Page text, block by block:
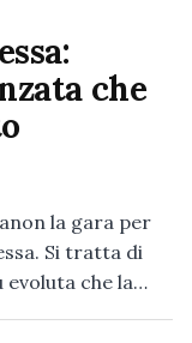
che
la gara per
Si tratta di
evoluta che la…